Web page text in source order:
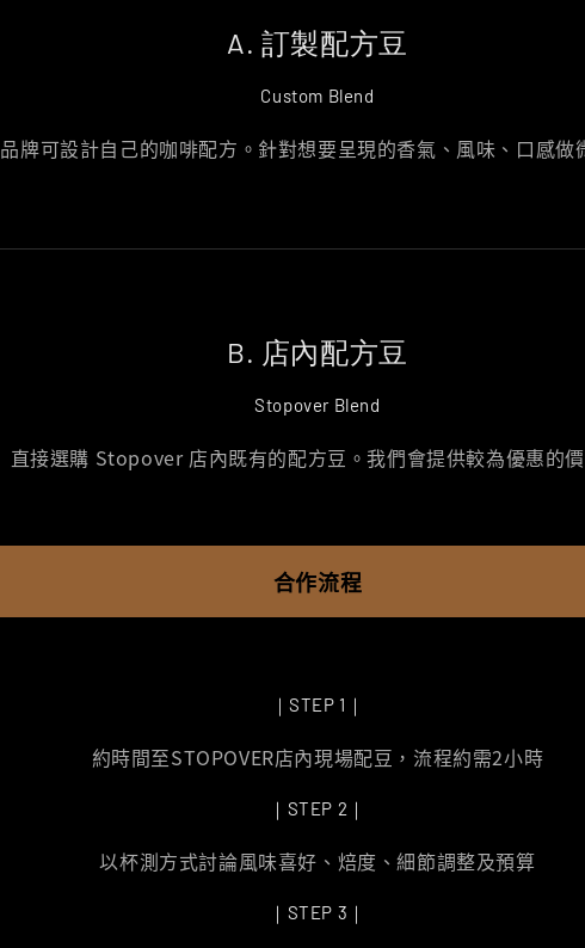
A. 訂製配方豆
Custom Blend
品牌可設計自己的咖啡配方。針對想要呈現的香氣、風味、口感做
B. 店內配方豆
Stopover Blend
直接選購 Stopover 店內既有的配方豆。我們會提供較為優惠的
合作流程
｜STEP 1｜
約時間至STOPOVER店內現場配豆，流程約需2小時
｜STEP 2｜
以杯測方式討論風味喜好、焙度、細節調整及預算
｜STEP 3｜